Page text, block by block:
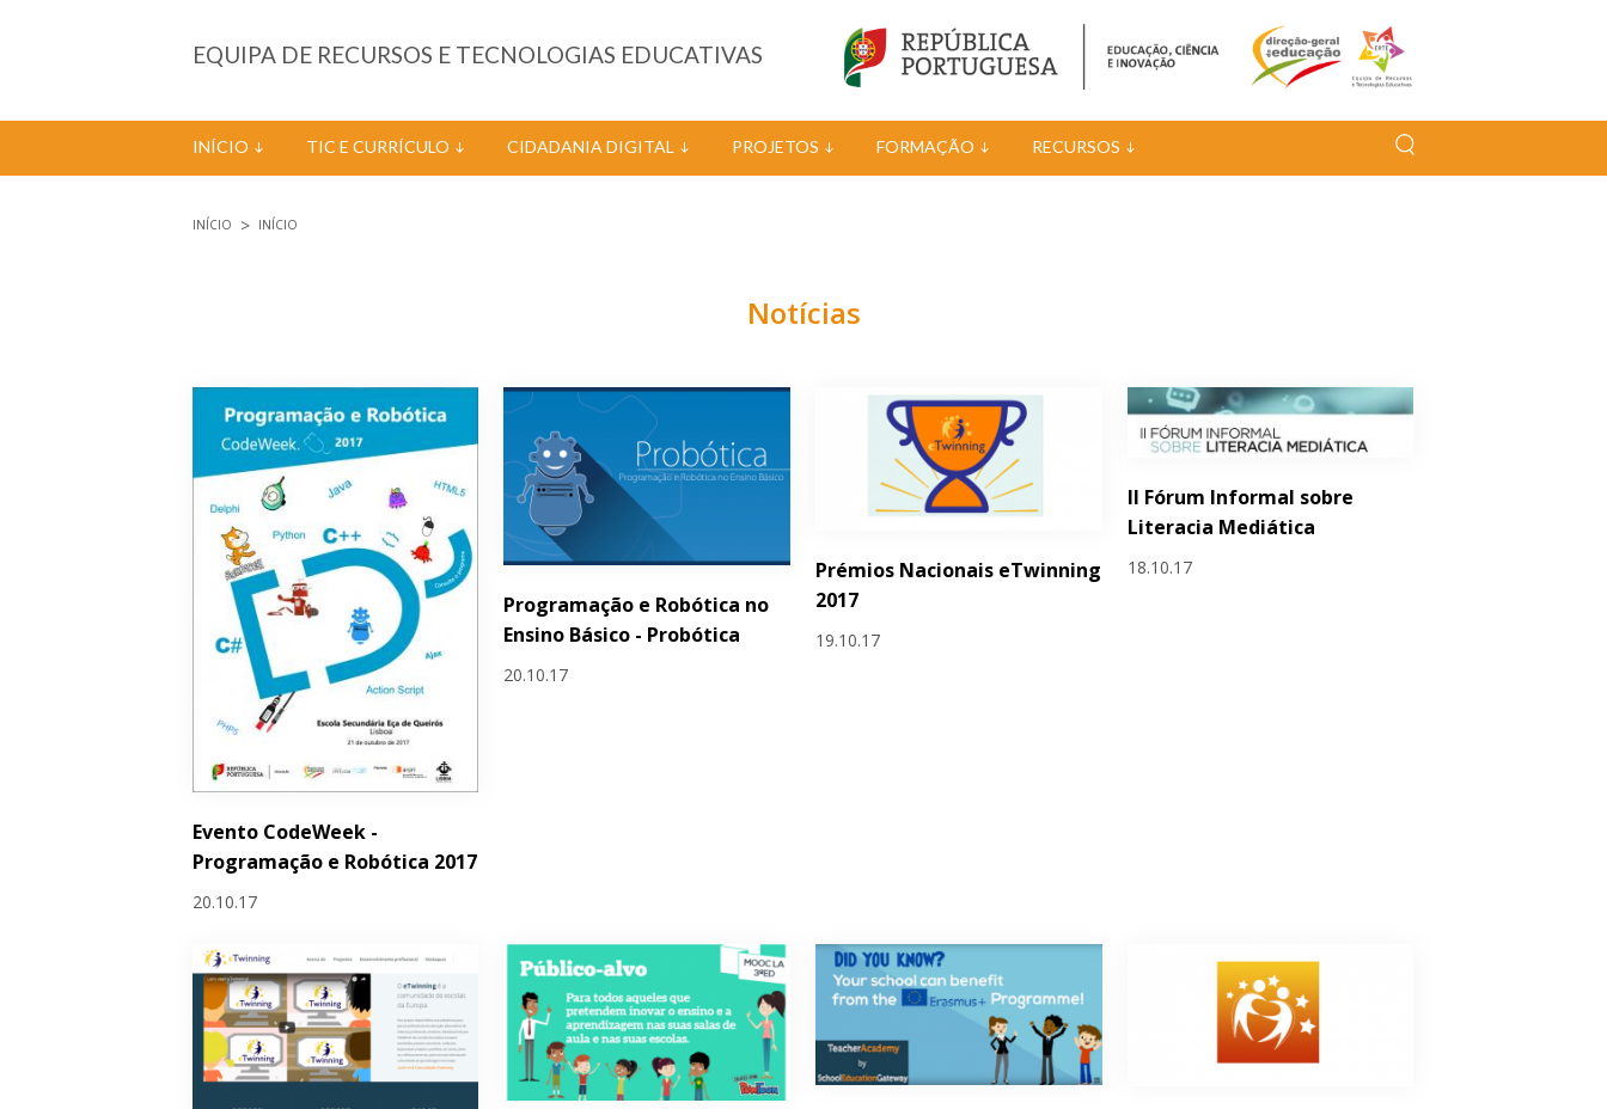
EQUIPA DE RECURSOS E TECNOLOGIAS EDUCATIVAS
INÍCIO TIC E CURRÍCULO CIDADANIA DIGITAL PROJETOS FORMAÇÃO RECURSOS
INÍCIO INÍCIO
Notícias
Evento CodeWeek -
Programação e Robótica 2017
20.10.17
Programação e Robótica no
Ensino Básico - Probótica
20.10.17
Prémios Nacionais eTwinning
2017
19.10.17
II Fórum Informal sobre
Literacia Mediática
18.10.17
Páginas